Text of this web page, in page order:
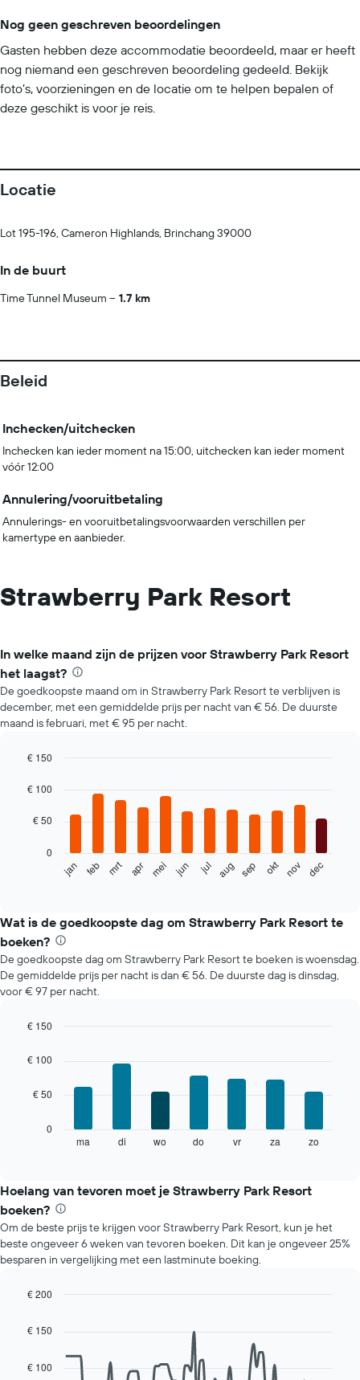
Nog geen geschreven beoordelingen
Gasten hebben deze accommodatie beoordeeld, maar er heeft
nog niemand een geschreven beoordeling gedeeld. Bekijk
foto’s, voorzieningen en de locatie om te helpen bepalen of
deze geschikt is voor je reis.
Locatie
Lot 195-196, Cameron Highlands, Brinchang 39000
In de buurt
Time Tunnel Museum 1.7 km
Beleid
Inchecken/uitchecken
Inchecken kan ieder moment na 15:00, uitchecken kan ieder moment
vóór 12:00
Annulering/vooruitbetaling
Annulerings- en vooruitbetalingsvoorwaarden verschillen per
kamertype en aanbieder.
Strawberry Park Resort
In welke maand zijn de prijzen voor Strawberry Park Resort
het laagst?
De goedkoopste maand om in Strawberry Park Resort te verblijven is
december, met een gemiddelde prijs per nacht van € 56. De duurste
maand is februari, met € 95 per nacht.
chart
bars.
volgende
de
gemiddelde
prijs
per
maand
van
kamer
grafiek
heeft
1
Y-
as
met
prijs
een
graphic.
jan feb mrt apr mei jun jul aug sep okt nov dec
0
€ 50
€ 100
€ 150
Wat is de goedkoopste dag om Strawberry Park Resort te
boeken?
De goedkoopste dag om Strawberry Park Resort te boeken is woensdag.
De gemiddelde prijs per nacht is dan € 56. De duurste dag is dinsdag,
voor € 97 per nacht.
chart
bars.
de
gemiddelde
prijs
van
een
kamer
elke
van
de
De
graphic.
ma di wo do vr za zo
0
€ 50
€ 100
€ 150
Hoelang van tevoren moet je Strawberry Park Resort
boeken?
Om de beste prijs te krijgen voor Strawberry Park Resort, kun je het
beste ongeveer 6 weken van tevoren boeken. Dit kan je ongeveer 25%
besparen in vergelijking met een lastminute boeking.
with
data
points.
€ 100
€ 150
€ 200